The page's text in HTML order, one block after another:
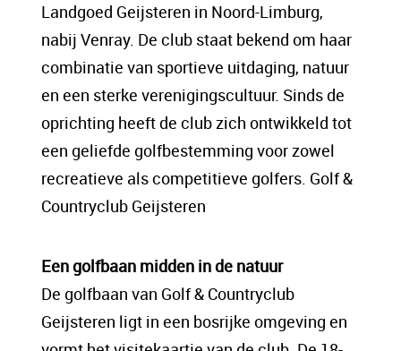
Een content hoofd tekst. Lorem ipsum dolor
sit amet, consectetur adipis cin elit. Nunc
purus libero, interdum sed blandit acp
retium facilisis turpis. Donec dictum neque
veloran tristique egestas nulla mollis dui
lorem dolor.
sit amet, consectetur adipis cin elit. Nunc
purus libero, interdum sed blandit acp
retium facilisis turpis. Donec dictum neque
veloran tristique egestas nulla mollis dui
Landgoed Geijsteren in Noord-Limburg,
nabij Venray. De club staat bekend om haar
combinatie van sportieve uitdaging, natuur
en een sterke verenigingscultuur. Sinds de
oprichting heeft de club zich ontwikkeld tot
een geliefde golfbestemming voor zowel
recreatieve als competitieve golfers. Golf &
Countryclub Geijsteren
Een golfbaan midden in de natuur
De golfbaan van Golf & Countryclub
Geijsteren ligt in een bosrijke omgeving en